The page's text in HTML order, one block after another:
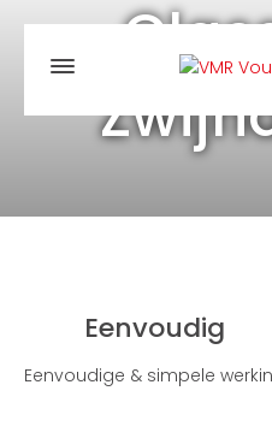
Eenvoudig
Eenvoudige & simpele